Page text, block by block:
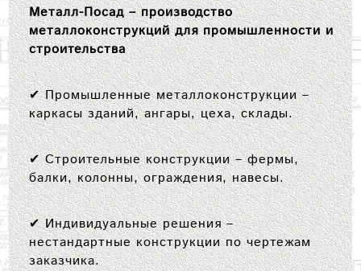
Металл-Посад – производство
металлоконструкций для промышленности и
строительства
✔Промышленные металлоконструкции–
каркасы зданий, ангары, цеха, склады.
✔Строительные конструкции– фермы,
балки, колонны, ограждения, навесы.
✔Индивидуальные решения–
нестандартные конструкции по чертежам
заказчика.